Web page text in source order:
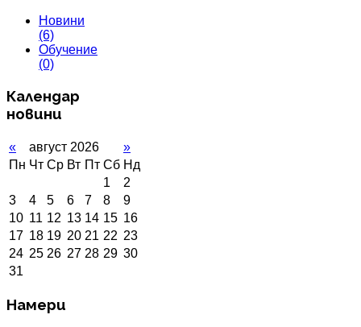
Новини
(6)
Обучение
(0)
Календар
новини
« август 2026
»
Пн Чт Ср Вт Пт Сб Нд
1
2
3
4 5 6 7 8
9
10 11 12 13 14 15 16
17 18 19 20 21 22 23
24 25 26 27 28 29 30
31
Намери